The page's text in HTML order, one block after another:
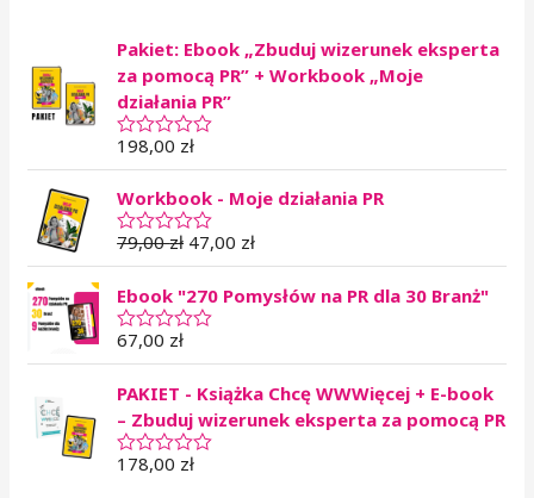
Pakiet: Ebook „Zbuduj wizerunek eksperta
za pomocą PR” + Workbook „Moje
działania PR”
O
c
n
i
o
0
n
a
5
198,00 zł
Workbook - Moje działania PR
O
c
n
i
o
0
a
5
79,00zł 47,00 zł
Ebook "270 Pomysłów na PR dla 30 Branż"
O
c
n
o
n
o
67,00 zł
PAKIET - Książka Chcę WWWięcej + E-book
– Zbuduj wizerunek eksperta za pomocą PR
O
178,00 zł